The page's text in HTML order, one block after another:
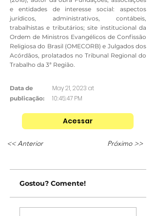
e entidades de interesse social: aspectos
jurídicos, administrativos, contábeis,
trabalhistas e tributários; site institucional da
Ordem de Ministros Evangélicos de Confissão
Religiosa do Brasil (OMECORB) e Julgados dos
Acórdãos, prolatados no Tribunal Regional do
Trabalho da 3ª Região.
Data de
publicação:
May 21, 2023 at
10:45:47 PM
Acessar
<< Anterior Próximo >>
Gostou? Comente!